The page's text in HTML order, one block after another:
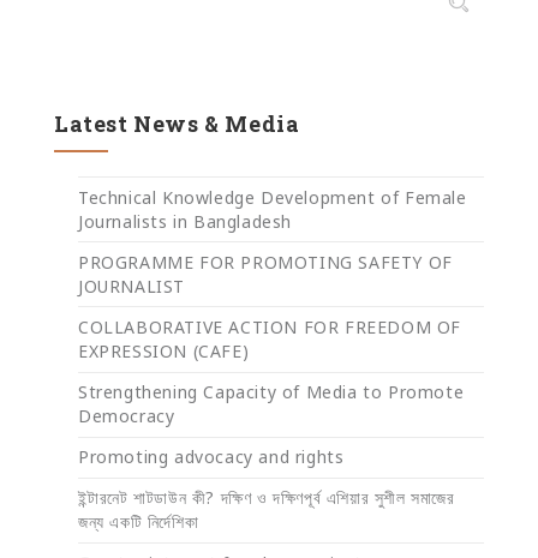
Latest News & Media
Technical Knowledge Development of Female
Journalists in Bangladesh
PROGRAMME FOR PROMOTING SAFETY OF
JOURNALIST
COLLABORATIVE ACTION FOR FREEDOM OF
EXPRESSION (CAFE)
Strengthening Capacity of Media to Promote
Democracy
Promoting advocacy and rights
ইন্টারনেট শাটডাউন কী? দক্ষিণ ও দক্ষিণপূর্ব এশিয়ার সুশীল সমাজের
জন্য একটি নির্দেশিকা